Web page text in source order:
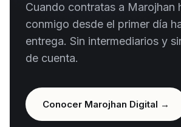
Cuando contratas a Marojhan
conmigo desde el primer día
entrega. Sin intermediarios y
de cuenta.
Conocer Marojhan Digital →